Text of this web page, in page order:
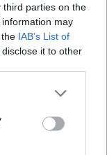
third parties on the
information may
IAB’s List of
it to other
or more Google
You may click to
party tags to
in below Google
hírekről a